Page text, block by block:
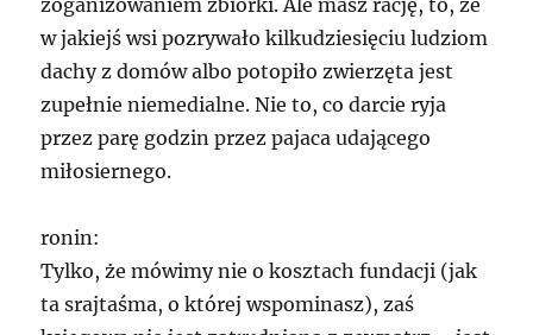
zoganizowaniem zbiórki. Ale masz rację, to, że
w jakiejś wsi pozrywało kilkudziesięciu ludziom
dachy z domów albo potopiło zwierzęta jest
zupełnie niemedialne. Nie to, co darcie ryja
przez parę godzin przez pajaca udającego
miłosiernego.
ronin:
Tylko, że mówimy nie o kosztach fundacji (jak
ta srajtaśma, o której wspominasz), zaś